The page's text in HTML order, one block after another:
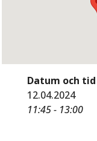
Datum och tid
12.04.2024
11:45 - 13:00